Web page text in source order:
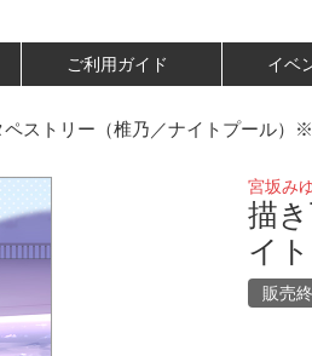
ご利用ガイド イベ
ストリー（椎乃／ナイトプール）
宮坂み
描
イ
販売